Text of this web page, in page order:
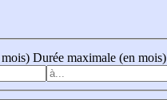
Durée maximale (en mois)